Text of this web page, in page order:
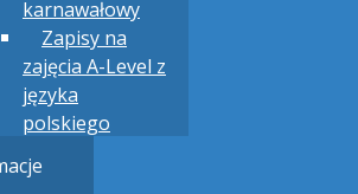
karnawałowy
Zapisy na
zajęcia A-Level z
języka
polskiego